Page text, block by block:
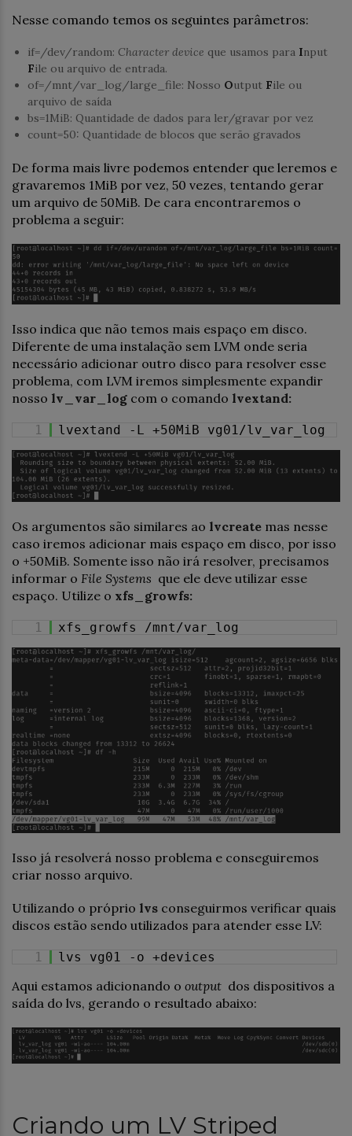
Nesse comando temos os seguintes parâmetros:
if=/dev/random: Character device que usamos para Input
File ou arquivo de entrada.
of=/mnt/var_log/large_file: Nosso Output File ou
arquivo de saída
bs=1MiB: Quantidade de dados para ler/gravar por vez
count=50: Quantidade de blocos que serão gravados
De forma mais livre podemos entender que leremos e
gravaremos 1MiB por vez, 50 vezes, tentando gerar
um arquivo de 50MiB. De cara encontraremos o
problema a seguir:
Isso indica que não temos mais espaço em disco.
Diferente de uma instalação sem LVM onde seria
necessário adicionar outro disco para resolver esse
problema, com LVM iremos simplesmente expandir
nosso lv_var_log com o comando lvextand:
1 lvextand -L +50MiB vg01/lv_var_log
Os argumentos são similares ao lvcreate mas nesse
caso iremos adicionar mais espaço em disco, por isso
o +50MiB. Somente isso não irá resolver, precisamos
informar o File Systems que ele deve utilizar esse
espaço. Utilize o xfs_growfs:
1 xfs_growfs /mnt/var_log
Isso já resolverá nosso problema e conseguiremos
criar nosso arquivo.
Utilizando o próprio lvs conseguirmos verificar quais
discos estão sendo utilizados para atender esse LV:
1 lvs vg01 -o +devices
Aqui estamos adicionando o output dos dispositivos a
saída do lvs, gerando o resultado abaixo:
Criando um LV Striped